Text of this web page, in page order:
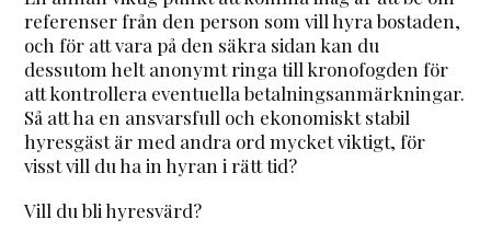
referenser från den person som vill hyra bostaden,
och för att vara på den säkra sidan kan du
dessutom helt anonymt ringa till kronofogden för
att kontrollera eventuella betalningsanmärkningar.
Så att ha en ansvarsfull och ekonomiskt stabil
hyresgäst är med andra ord mycket viktigt, för
visst vill du ha in hyran i rätt tid?
Vill du bli hyresvärd?